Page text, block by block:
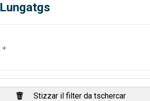
Lungatgs
Stizzar il filter da tschercar